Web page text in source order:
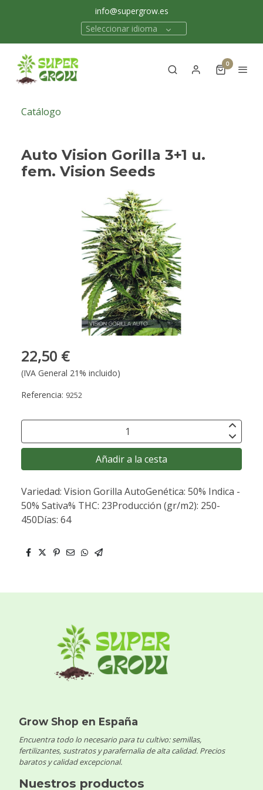
info@supergrow.es
Seleccionar idioma
0
Catálogo
Auto Vision Gorilla 3+1 u.
fem. Vision Seeds
22,50 €
(IVA General 21% incluido)
Referencia: 9252
Añadir a la cesta
Variedad: Vision Gorilla AutoGenética: 50% Indica -
50% Sativa% THC: 23Producción (gr/m2): 250-
450Días: 64
Grow Shop en España
Encuentra todo lo necesario para tu cultivo: semillas,
fertilizantes, sustratos y parafernalia de alta calidad. Precios
baratos y calidad excepcional.
Nuestros productos